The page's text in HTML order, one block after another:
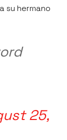
su hermano
25,